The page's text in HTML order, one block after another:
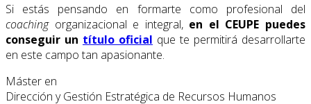
Si estás pensando en formarte como profesional del
coachingorganizacional e integral, en el CEUPE puedes
conseguir un título oficial que te permitirá desarrollarte
en este campo tan apasionante.
Máster en
Dirección y Gestión Estratégica de Recursos Humanos